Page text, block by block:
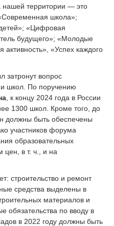
нашей территории — это
школа»;
«Цифровая
будущего»; «Молодые
«Успех каждого
затронут вопрос
и школ. По поручению
, к концу 2024 года в России
1300 школ. Кроме того, до
должны быть обеспечены
участников форума
образовательных
цен, в т. ч., и на
строительство и ремонт
средства выделены в
материалов и
обязательства по вводу в
в 2022 году должны быть